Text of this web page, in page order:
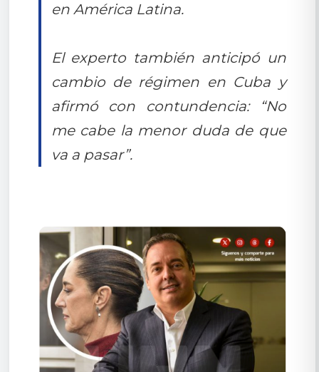
en América Latina.
El experto también anticipó un
cambio de régimen en Cuba y
afirmó con contundencia: “No
me cabe la menor duda de que
va a pasar”.